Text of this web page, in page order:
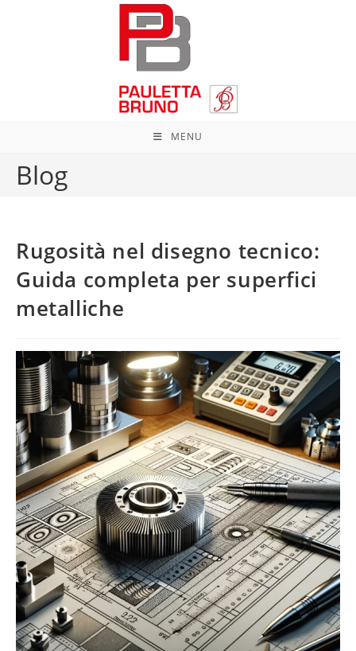
MENU
Blog
Rugosità nel disegno tecnico:
Guida completa per superfici
metalliche